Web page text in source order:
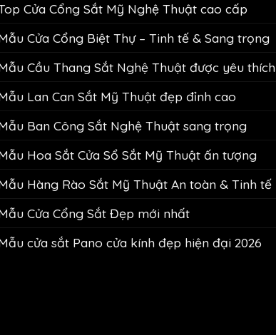
Cửa Cổng Sắt Mỹ Nghệ Thuật cao cấp
Cửa Cổng Biệt Thự – Tinh tế & Sang trọng
Cầu Thang Sắt Nghệ Thuật được yêu thích
Lan Can Sắt Mỹ Thuật đẹp đỉnh cao
Ban Công Sắt Nghệ Thuật sang trọng
Hoa Sắt Cửa Sổ Sắt Mỹ Thuật ấn tượng
Hàng Rào Sắt Mỹ Thuật An toàn & Tinh tế
Cửa Cổng Sắt Đẹp mới nhất
cửa sắt Pano cửa kính đẹp hiện đại 2026